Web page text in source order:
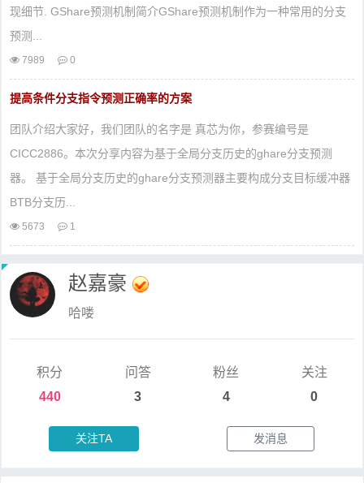
现细节. GShare预测机制简介GShare预测机制作为一种常用的分支
预测...
7989 0
提高条件分支指令预测正确率的方案
团队介绍大家好，我们团队的名字是 真芯为你，参赛编号是
CICC2886。本次分享内容为基于全局分支历史的ghare分支预测
器。 基于全局分支历史的ghare分支预测器主要构成分支目标缓冲器
BTB分支历...
5673 1
赵嘉豪
哈喽
积分
440
问答
3
粉丝
4
关注
0
关注TA 发消息